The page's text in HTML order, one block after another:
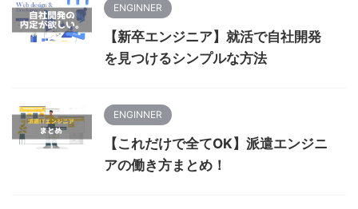
ENGINNER
【新卒エンジニア】就活で自社開発
を見つけるシンプルな方法
ENGINNER
【これだけで全てOK】派遣エンジニ
アの働き方まとめ！